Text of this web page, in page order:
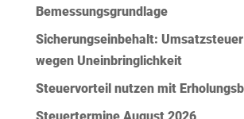
Bemessungsgrundlage
Sicherungseinbehalt:
wegen Uneinbringlichkeit
Steuervorteil nutzen mit